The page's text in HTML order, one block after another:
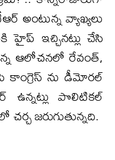
అంటున్న వ్యాఖ్యలు
హైప్ ఇచ్చినట్లు చేసి
ఆలోచనలో రేవంత్,
కాంగ్రెస్ ను డీమోరల్
పొలిటికల్
చర్చ జరుగుతున్నది.